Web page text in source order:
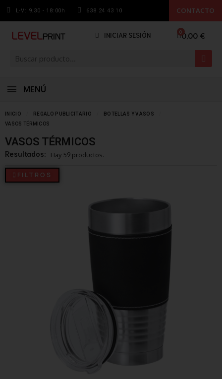
L-V: 9.30 - 18:00h 638 24 43 10 CONTACTO
INICIAR SESIÓN 0,00 €
MENÚ
INICIO REGALO PUBLICITARIO
BOTELLAS Y VASOS
VASOS TÉRMICOS
VASOS TÉRMICOS
Resultados: Hay 59 productos.
FILTROS